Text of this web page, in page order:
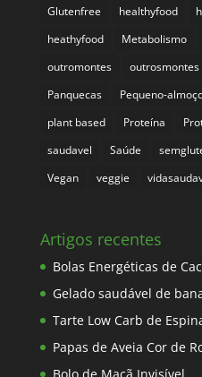
Glutenfree
healthyfood
heathyfood
Metabolismo
outromontes
outrosmontes
Panquecas
Pequeno-
plant based
Proteína
saudavel
Saúde
Vegan
veggie
Artigos recentes
Bolas Energéticas de
Gelado saudável de
Tarte Low Carb de
Papas de Aveia Cor de
Bolo de Maçã Invisível